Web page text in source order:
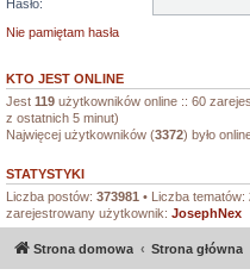
Hasło:
Nie pamiętam hasła
KTO JEST ONLINE
Jest 119 użytkowników online :: 60
z ostatnich 5 minut)
Najwięcej użytkowników (3372) było
STATYSTYKI
Liczba postów: 373981 • Liczba tematów:
zarejestrowany użytkownik: JosephNex
Strona domowa Strona główna